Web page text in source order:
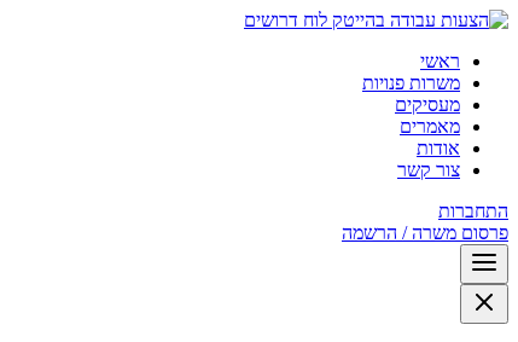
לוח דרושים
ראשי
משרות פנויות
מעסיקים
מאמרים
אודות
צור קשר
התחברות
פרסום משרה / הרשמה